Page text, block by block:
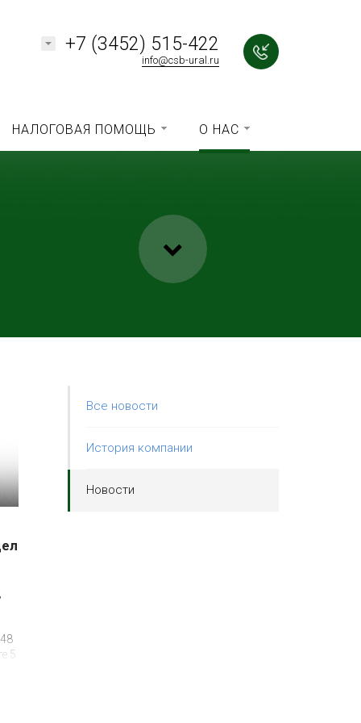
+7 (3452) 515-422
info@csb-ural.ru
НАЛОГОВАЯ ПОМОЩЬ О НАС
Все новости
История компании
Новости
5